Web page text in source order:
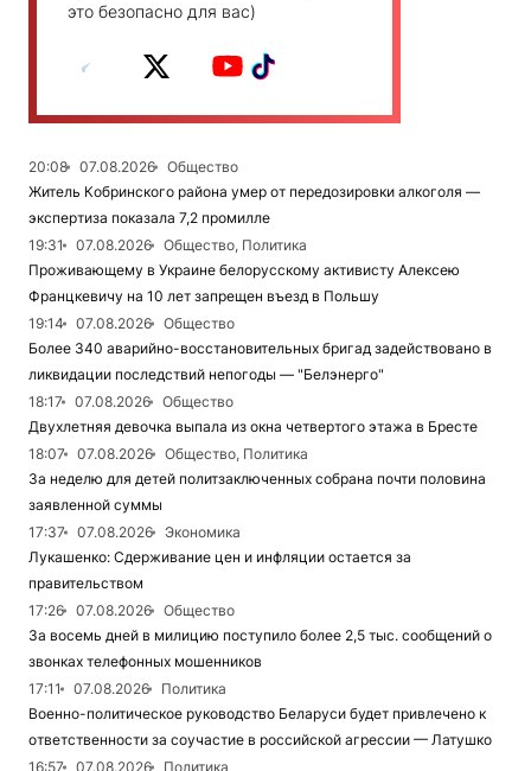
это безопасно для вас)
20:08 07.08.2026
Общество
Житель Кобринского района умер от передозировки алкоголя —
экспертиза показала 7,2 промилле
19:31
07.08.2026
Общество, Политика
Проживающему в Украине белорусскому активисту Алексею
Францкевичу на 10 лет запрещен въезд в Польшу
19:14
07.08.2026
Общество
Более 340 аварийно-восстановительных бригад задействовано в
ликвидации последствий непогоды — "Белэнерго"
18:17
07.08.2026
Общество
Двухлетняя девочка выпала из окна четвертого этажа в Бресте
18:07
07.08.2026
Общество, Политика
За неделю для детей политзаключенных собрана почти половина
заявленной суммы
17:37
07.08.2026
Экономика
Лукашенко: Сдерживание цен и инфляции остается за
правительством
17:26
07.08.2026
Общество
За восемь дней в милицию поступило более 2,5 тыс. сообщений о
звонках телефонных мошенников
17:11
07.08.2026
Политика
Военно-политическое руководство Беларуси будет привлечено к
ответственности за соучастие в российской агрессии — Латушко
16:57
07.08.2026
Политика